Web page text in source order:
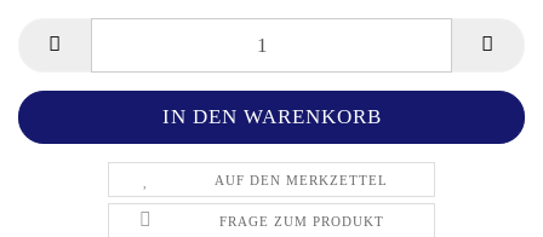
AUF DEN MERKZETTEL
FRAGE ZUM PRODUKT